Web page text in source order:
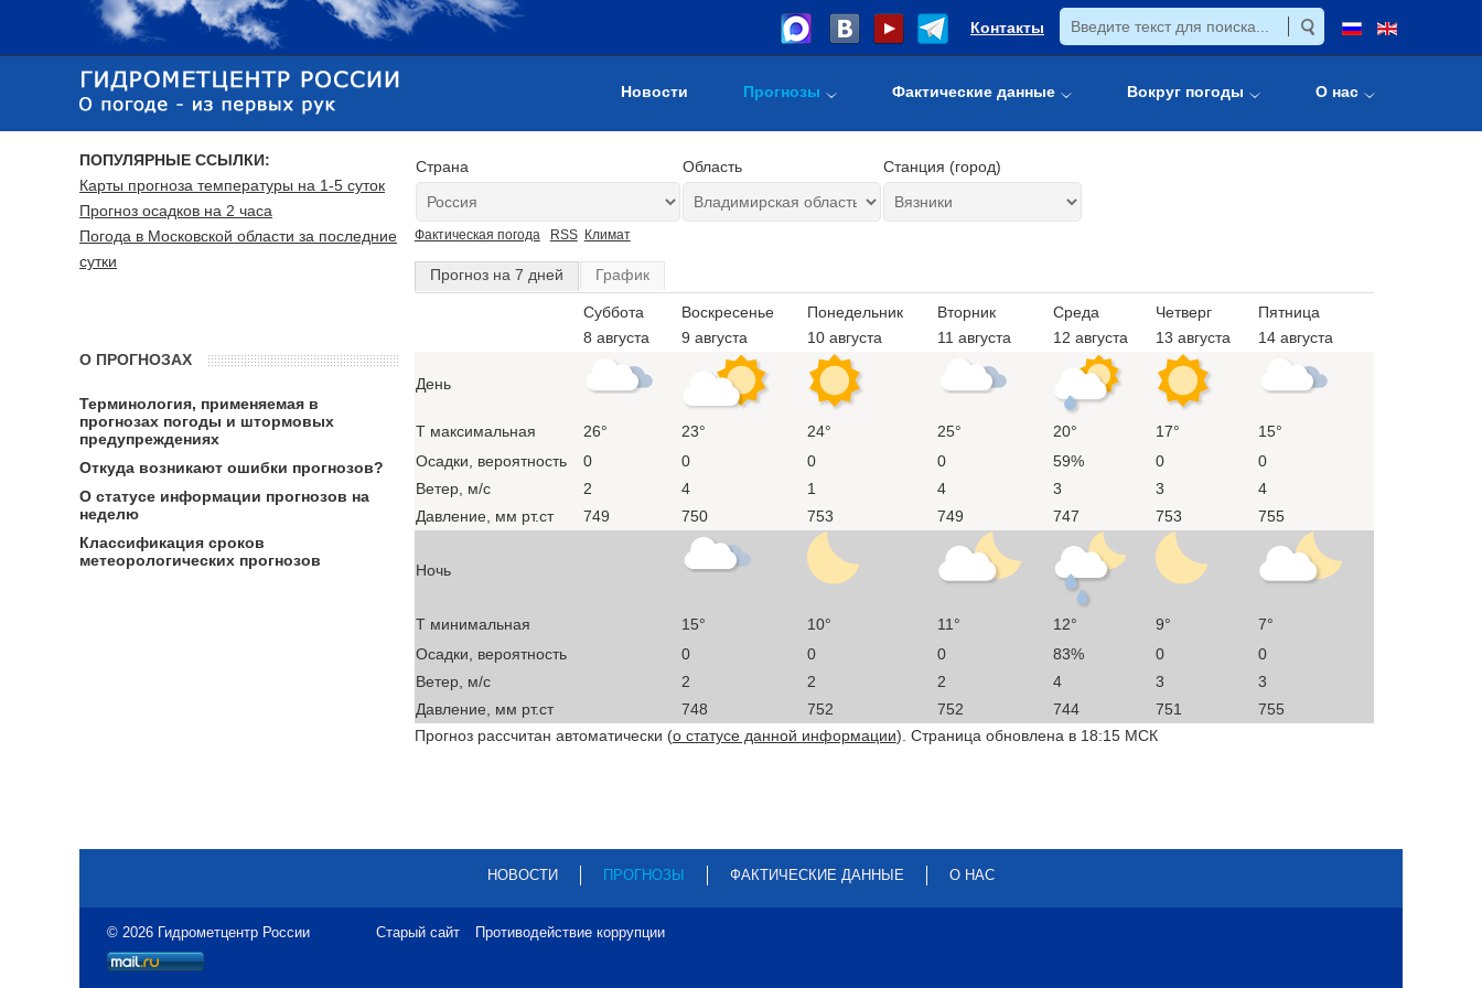
Контакты
Новости Прогнозы Фактические данные Вокруг погоды О нас
Страна Область Станция (город)
Фактическая погода RSS Климат
Прогноз на 7 дней График
Суббота
8 августа
Воскресенье
9 августа
Понедельник
10 августа
Вторник
11 августа
Среда
12 августа
Четверг
13 августа
Пятница
14 августа
День
T максимальная 26° 23° 24° 25° 20° 17°
15°
Осадки, вероятность
0 0 0 0 59% 0
0
Ветер, м/с
2 4 1 4 3 3
4
Давление, мм рт.ст
749 750 753 749 747 753 755
Ночь
T минимальная 15° 10° 11° 12° 9°
7°
Осадки, вероятность
0 0 0 83% 0
0
Ветер, м/с
2 2 2 4 3
3
Давление, мм рт.ст
748 752 752 744 751
755
Прогноз рассчитан автоматически (о статусе данной информации). Страница обновлена в 18:15 МСК
ПОПУЛЯРНЫЕ ССЫЛКИ:
Карты прогноза температуры на 1-5 суток
Прогноз осадков на 2 часа
Погода в Московской области за последние
сутки
О ПРОГНОЗАХ
Терминология, применяемая в
прогнозах погоды и штормовых
предупреждениях
Откуда возникают ошибки прогнозов?
О статусе информации прогнозов на
неделю
Классификация сроков
метеорологических прогнозов
НОВОСТИ ПРОГНОЗЫ ФАКТИЧЕСКИЕ ДАННЫЕ О НАС
© 2026 Гидрометцентр России Старый сайт Противодействие коррупции